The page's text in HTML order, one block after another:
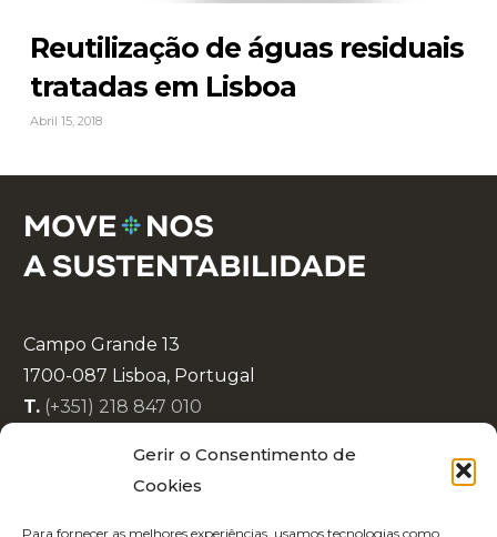
Gerir o Consentimento de
Cookies
Para fornecer as melhores experiências, usamos tecnologias como
Reutilização de águas residuais
tratadas em Lisboa
Abril 15, 2018
Campo Grande 13
1700-087 Lisboa, Portugal
T. (+351) 218 847 010